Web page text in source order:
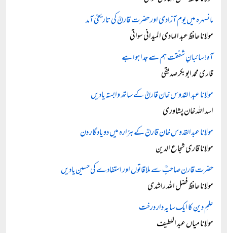
مانسہرہ میں یوم آزادی اور حضرت قارنؒ کی تاریخی آمد
مولانا حافظ عبد الہادی المیدانی سواتی
آہ! سائبانِ شفقت ہم سے جدا ہوا ہے
قاری محمد ابوبکر صدیقی
مولانا عبد القدوس خان قارنؒ کے ساتھ وابستہ یادیں
اسد اللہ خان پشاوری
مولانا عبدالقدوس خان قارنؒ کے ہزارہ میں دو یادگار دن
مولانا قاری شجاع الدین
حضرت قارن صاحبؒ سے ملاقاتوں اور استفادے کی حسین یادیں
مولانا حافظ فضل اللہ راشدی
علمِ دین کا ایک سایہ دار درخت
مولانا میاں عبد اللطیف